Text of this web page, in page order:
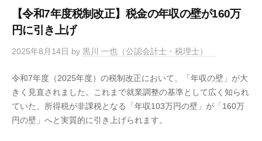
【令和7年度税制改正】税金の年収の壁が160万
円に引き上げ
2025年8月14日 by 黒川 一也（公認会計士・税理士）
令和7年度（2025年度）の税制改正において、「年収の壁」が大
きく見直されました。これまで就業調整の基準として広く知られ
ていた、所得税が非課税となる「年収103万円の壁」が「160万
円の壁」へと実質的に引き上げられます。